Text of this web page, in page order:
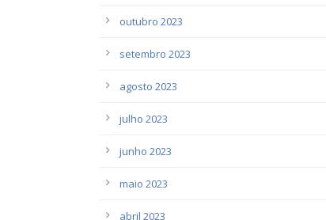
outubro 2023
setembro 2023
agosto 2023
julho 2023
junho 2023
maio 2023
abril 2023